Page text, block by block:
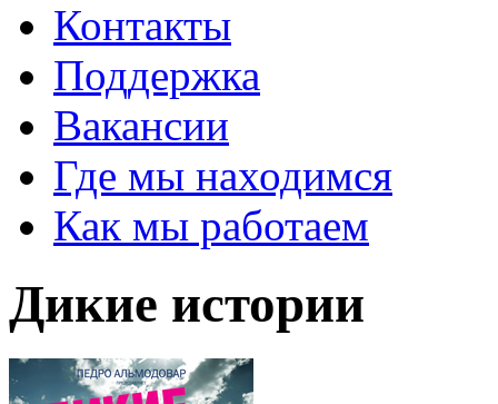
Контакты
Поддержка
Вакансии
Где мы находимся
Как мы работаем
Дикие истории